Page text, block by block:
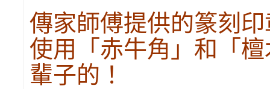
傳家師傅提供的篆刻
使用「赤牛角」和「
輩子的！